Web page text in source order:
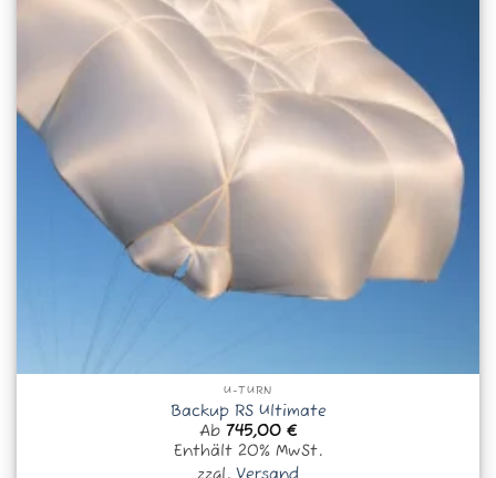
U-TURN
Backup RS Ultimate
Ab 745,00 €
Enthält 20% MwSt.